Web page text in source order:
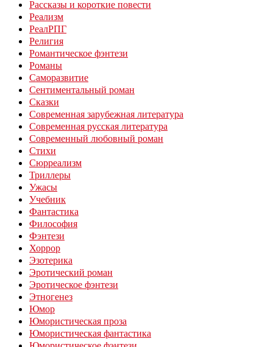
Рассказы и короткие повести
Реализм
РеалРПГ
Религия
Романтическое фэнтези
Романы
Саморазвитие
Сентиментальный роман
Сказки
Современная зарубежная литература
Современная русская литература
Современный любовный роман
Стихи
Сюрреализм
Триллеры
Ужасы
Учебник
Фантастика
Философия
Фэнтези
Хоррор
Эзотерика
Эротический роман
Эротическое фэнтези
Этногенез
Юмор
Юмористическая проза
Юмористическая фантастика